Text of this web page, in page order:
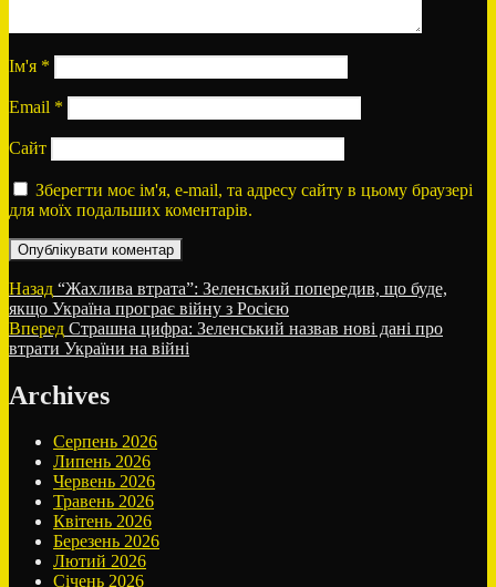
Ім'я *
Email *
Сайт
Зберегти моє ім'я, e-mail, та адресу сайту в цьому браузері
для моїх подальших коментарів.
Навігація
записів
Назад Попередній
запис:
“Жахлива втрата”: Зеленський попередив, що буде,
якщо Україна програє війну з Росією
Вперед Наступний
запис:
Страшна цифра: Зеленський назвав нові дані про
втрати України на війні
Archives
Серпень 2026
Липень 2026
Червень 2026
Травень 2026
Квітень 2026
Березень 2026
Лютий 2026
Січень 2026